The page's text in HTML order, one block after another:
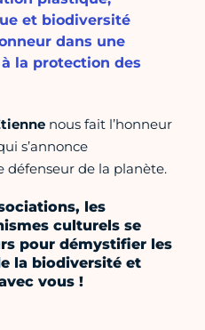
et biodiversité
dans une
la protection des
nous fait l’honneur
s’annonce
de la planète.
les
culturels se
pour démystifier les
la biodiversité et
vous !